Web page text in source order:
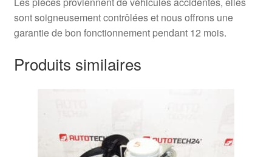
sont soigneusement contrôlées et nous offrons une
garantie de bon fonctionnement pendant 12 mois.
Produits similaires